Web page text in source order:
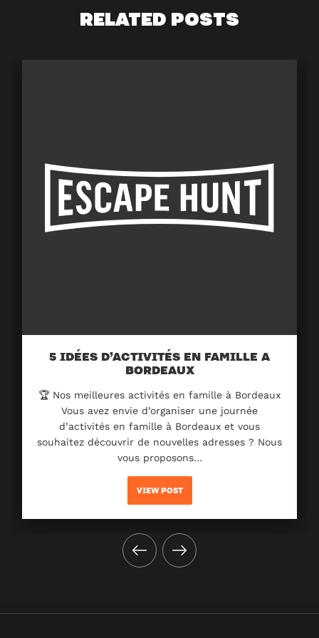
RELATED POSTS
5 IDÉES D’ACTIVITÉS EN FAMILLE A
BORDEAUX
🏆 Nos meilleures activités en famille à Bordeaux
Vous avez envie d’organiser une journée
d’activités en famille à Bordeaux et vous
souhaitez découvrir de nouvelles adresses ? Nous
vous proposons…
VIEW POST